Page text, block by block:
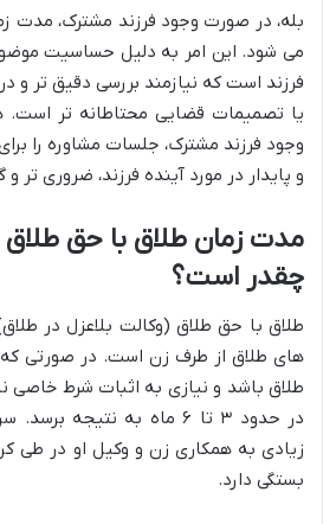
بله، در صورت وجود فرزند مشترک، مدت
می شود. این امر به دلیل حساسیت
فرزند است که نیازمند بررسی دقیق تر و
یا تصمیمات قضایی محتاطانه تر است.
وجود فرزند مشترک، جلسات مشاوره را
و پایدار در مورد آینده فرزند، ضروری تر
مدت زمان طلاق با حق
چقدر است؟
طلاق با حق طلاق (وکالت بلاعزل در
های طلاق از طرف زن است. در صورتی که
طلاق باشد و نیازی به اثبات شرط خاصی
در حدود ۳ تا ۶ ماه به
زیادی به همکاری زن و وکیل او در طی
بستگی دارد.